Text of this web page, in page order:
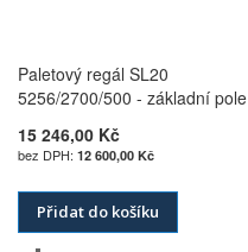
Paletový regál SL20
5256/2700/500 - základní pole
15 246,00 Kč
12 600,00 Kč
Přidat do košíku